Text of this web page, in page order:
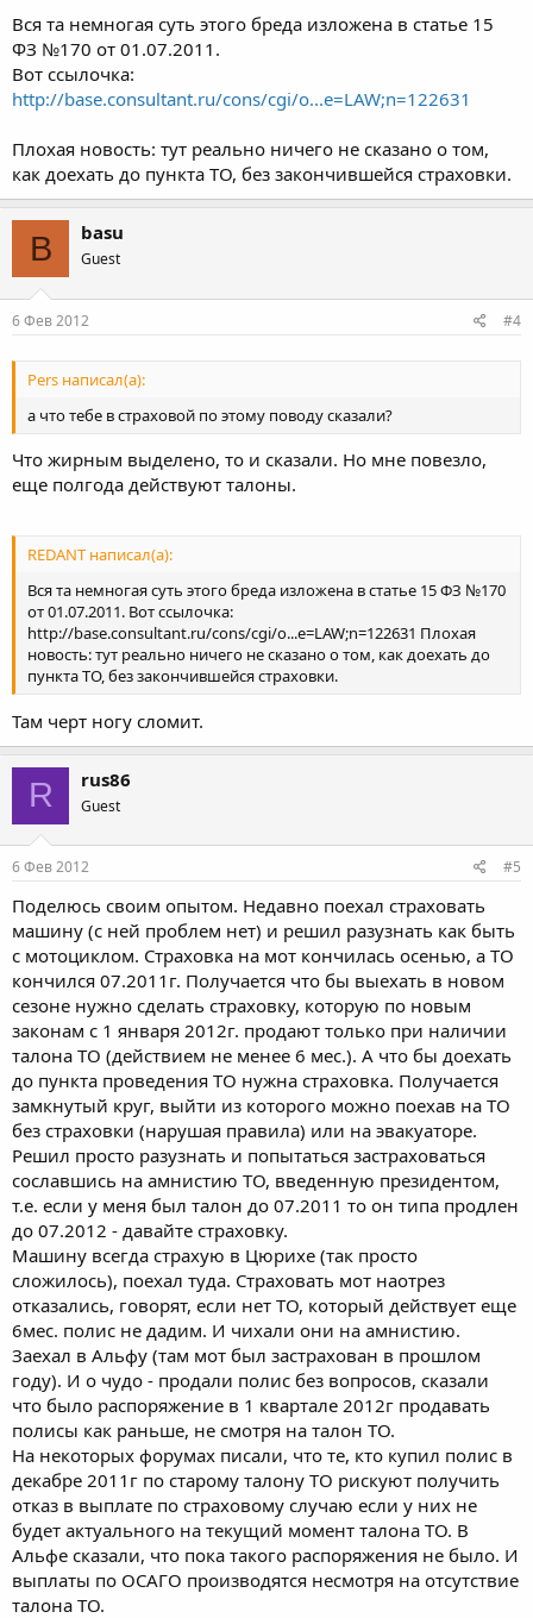
Вся та немногая суть этого бреда изложена в статье 15
ФЗ №170 от 01.07.2011.
Вот ссылочка:
http://base.consultant.ru/cons/cgi/o...e=LAW;n=122631
Плохая новость: тут реально ничего не сказано о том,
как доехать до пункта ТО, без закончившейся страховки.
B basu
Guest
6 Фев 2012 #4
Pers написал(а):
а что тебе в страховой по этому поводу сказали?
Что жирным выделено, то и сказали. Но мне повезло,
еще полгода действуют талоны.
REDANT написал(а):
Вся та немногая суть этого бреда изложена в статье 15 ФЗ №170
от 01.07.2011. Вот ссылочка:
http://base.consultant.ru/cons/cgi/o...e=LAW;n=122631 Плохая
новость: тут реально ничего не сказано о том, как доехать до
пункта ТО, без закончившейся страховки.
Там черт ногу сломит.
R rus86
Guest
6 Фев 2012 #5
Поделюсь своим опытом. Недавно поехал страховать
машину (с ней проблем нет) и решил разузнать как быть
с мотоциклом. Страховка на мот кончилась осенью, а ТО
кончился 07.2011г. Получается что бы выехать в новом
сезоне нужно сделать страховку, которую по новым
законам с 1 января 2012г. продают только при наличии
талона ТО (действием не менее 6 мес.). А что бы доехать
до пункта проведения ТО нужна страховка. Получается
замкнутый круг, выйти из которого можно поехав на ТО
без страховки (нарушая правила) или на эвакуаторе.
Решил просто разузнать и попытаться застраховаться
сославшись на амнистию ТО, введенную президентом,
т.е. если у меня был талон до 07.2011 то он типа продлен
до 07.2012 - давайте страховку.
Машину всегда страхую в Цюрихе (так просто
сложилось), поехал туда. Страховать мот наотрез
отказались, говорят, если нет ТО, который действует еще
6мес. полис не дадим. И чихали они на амнистию.
Заехал в Альфу (там мот был застрахован в прошлом
году). И о чудо - продали полис без вопросов, сказали
что было распоряжение в 1 квартале 2012г продавать
полисы как раньше, не смотря на талон ТО.
На некоторых форумах писали, что те, кто купил полис в
декабре 2011г по старому талону ТО рискуют получить
отказ в выплате по страховому случаю если у них не
будет актуального на текущий момент талона ТО. В
Альфе сказали, что пока такого распоряжения не было. И
выплаты по ОСАГО производятся несмотря на отсутствие
талона ТО.